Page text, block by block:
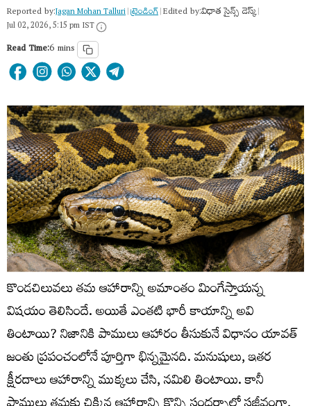
Reported by:Jagan Mohan Talluri|ట్రెండింగ్|Edited by:విధాత సైన్స్ డెస్క్|
Jul 02, 2026, 5:15 pm IST
Read Time:6 mins
కొండచిలువలు తమ ఆహారాన్ని అమాంతం మింగేస్తాయన్న
విషయం తెలిసిందే. అయితే ఎంతటి భారీ కాయాన్ని అవి
తింటాయి? నిజానికి పాములు ఆహారం తీసుకునే విధానం యావత్‌
జంతు ప్రపంచంలోనే పూర్తిగా భిన్నమైనది. మనుషులు, ఇతర
క్షీరదాలు ఆహారాన్ని ముక్కలు చేసి, నమిలి తింటాయి. కానీ